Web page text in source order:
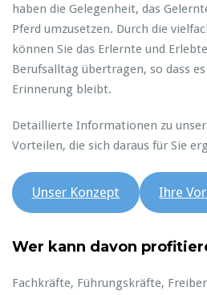
haben die Gelegenheit, das
Pferd umzusetzen. Durch die
können Sie das Erlernte und
Berufsalltag übertragen, so dass es
Erinnerung bleibt.
Detaillierte Informationen zu
Vorteilen, die sich daraus für Sie
Unser Konzept Ihre
Wer kann davon
Fachkräfte, Führungskräfte,